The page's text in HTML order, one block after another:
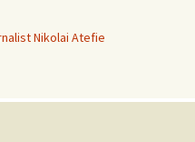
Nikolai Atefie